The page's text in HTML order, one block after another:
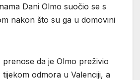
Dani Olmo suočio se s
nakon što su ga u domovini
prenose da je Olmo preživio
tijekom odmora u Valenciji, a